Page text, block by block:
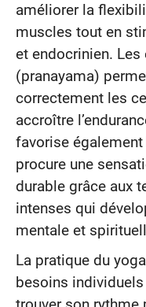
améliorer la
muscles tout en
et endocrinien.
(pranayama)
correctement les
accroître
favorise
procure une
durable grâce aux
intenses qui
mentale et
La pratique du
besoins